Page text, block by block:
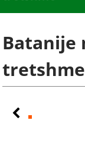
Batanije
tretshme